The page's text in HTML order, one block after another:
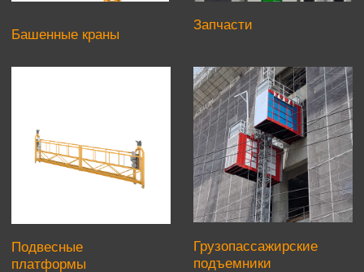
платформы
Грузопассажирские
НАШИ ПРЕИМУЩЕСТВА